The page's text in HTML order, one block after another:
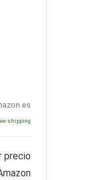
shipping
precio